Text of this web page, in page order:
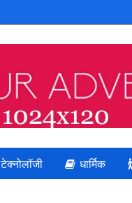
टेक्नोलॉजी धार्मिक